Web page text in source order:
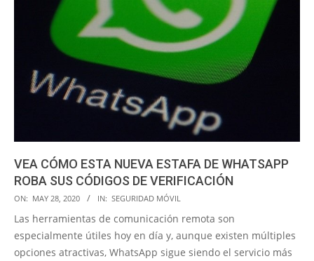
VEA CÓMO ESTA NUEVA ESTAFA DE WHATSAPP
ROBA SUS CÓDIGOS DE VERIFICACIÓN
2020-
05-
28
ON: MAY 28, 2020 IN: SEGURIDAD MÓVIL
Las herramientas de comunicación remota son
especialmente útiles hoy en día y, aunque existen múltiples
opciones atractivas, WhatsApp sigue siendo el servicio más